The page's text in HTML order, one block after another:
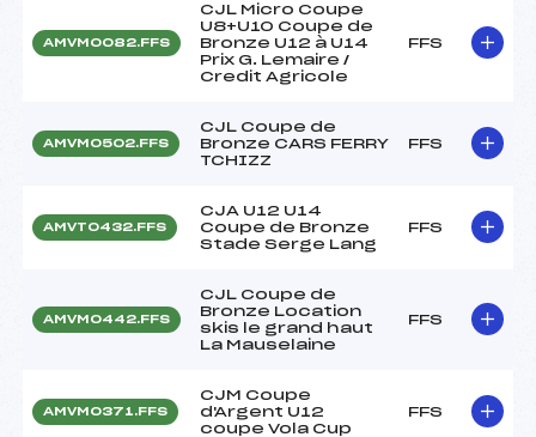
AMVM0082.FFS
CJL Micro Coupe
U8+U10 Coupe de
Bronze U12 à U14
Prix G. Lemaire /
Credit Agricole
FFS
AMVM0502.FFS
CJL Coupe de
Bronze CARS FERRY
TCHIZZ
FFS
AMVT0432.FFS
CJA U12 U14
Coupe de Bronze
Stade Serge Lang
FFS
AMVM0442.FFS
CJL Coupe de
Bronze Location
skis le grand haut
La Mauselaine
FFS
AMVM0371.FFS
CJM Coupe
d'Argent U12
coupe Vola Cup
FFS